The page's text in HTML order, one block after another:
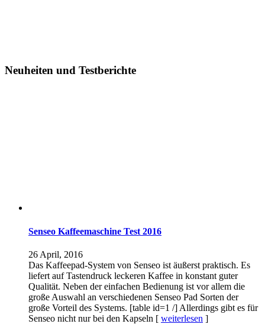
Neuheiten und Testberichte
Senseo Kaffeemaschine Test 2016
26 April, 2016
Das Kaffeepad-System von Senseo ist äußerst praktisch. Es
liefert auf Tastendruck leckeren Kaffee in konstant guter
Qualität. Neben der einfachen Bedienung ist vor allem die
große Auswahl an verschiedenen Senseo Pad Sorten der
große Vorteil des Systems. [table id=1 /] Allerdings gibt es für
Senseo nicht nur bei den Kapseln [ weiterlesen ]